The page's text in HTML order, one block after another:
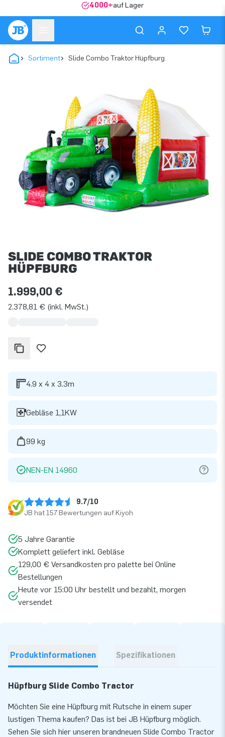
4000+auf Lager
Sortiment Slide Combo Traktor Hüpfburg
SLIDE COMBO TRAKTOR
HÜPFBURG
1.999,00 €
2.378,81 € (inkl. MwSt.)
4.9 x 4 x 3.3m
Gebläse 1,1KW
99 kg
NEN-EN 14960
9.7/10
JB hat 157 Bewertungen auf Kiyoh
5 Jahre Garantie
Komplett geliefert inkl. Gebläse
129,00 € Versandkosten pro palette bei Online
Bestellungen
Heute vor 15:00 Uhr bestellt und bezahlt, morgen
versendet
Produktinformationen Spezifikationen
Hüpfburg Slide Combo Tractor
Möchten Sie eine Hüpfburg mit Rutsche in einem super
lustigen Thema kaufen? Das ist bei JB Hüpfburg möglich.
Sehen Sie sich hier unseren brandneuen Slide Combo Tractor